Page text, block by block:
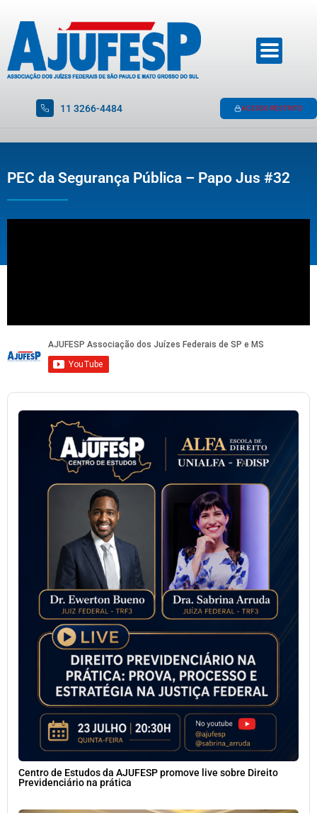
11 3266-4484 ACESSO RESTRITO
PEC da Segurança Pública – Papo Jus #32
Centro de Estudos da AJUFESP promove live sobre Direito
Previdenciário na prática